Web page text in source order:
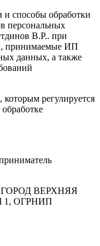
способы обработки
персональных
В.Р.. при
принимаемые ИП
данных, а также
регулируется
ГОРОД ВЕРХНЯЯ
ОГРНИП